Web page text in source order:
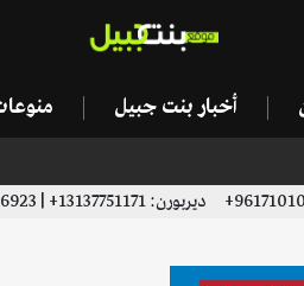
أخبار بنت جبيل